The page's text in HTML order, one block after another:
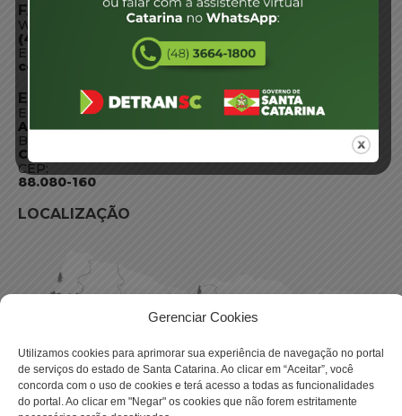
Gerenciar Cookies
Utilizamos cookies para aprimorar sua experiência de navegação no portal
de serviços do estado de Santa Catarina. Ao clicar em “Aceitar”, você
concorda com o uso de cookies e terá acesso a todas as funcionalidades
do portal. Ao clicar em "Negar" os cookies que não forem estritamente
FALE CONOSCO
WhatsApp:
(48) 3664-1800
E-mail:
centraldeinformacoes@detran.sc.gov.br
ENDEREÇO
Endereço:
Av. Almirante Tamandaré - 480
Bairro:
Coqueiros, Florianópolis SC
CEP:
88.080-160
LOCALIZAÇÃO